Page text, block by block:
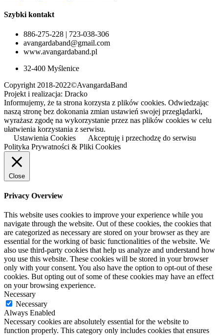
Szybki kontakt
886-275-228 | 723-038-306
avangardaband@gmail.com
www.avangardaband.pl
32-400 Myślenice
Copyright 2018-2022©AvangardaBand
Projekt i realizacja: Dracko
Informujemy, że ta strona korzysta z plików cookies. Odwiedzając
naszą stronę bez dokonania zmian ustawień swojej przeglądarki,
wyrażasz zgodę na wykorzystanie przez nas plików cookies w celu
ułatwienia korzystania z serwisu.
Ustawienia Cookies
Akceptuję i przechodzę do serwisu
Polityka Prywatności & Pliki Cookies
Close
Privacy Overview
This website uses cookies to improve your experience while you
navigate through the website. Out of these cookies, the cookies that
are categorized as necessary are stored on your browser as they are
essential for the working of basic functionalities of the website. We
also use third-party cookies that help us analyze and understand how
you use this website. These cookies will be stored in your browser
only with your consent. You also have the option to opt-out of these
cookies. But opting out of some of these cookies may have an effect
on your browsing experience.
Necessary
Necessary
Always Enabled
Necessary cookies are absolutely essential for the website to
function properly. This category only includes cookies that ensures